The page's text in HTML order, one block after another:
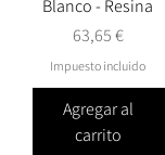
Blanco - Resina
Precio
63,65 €
Impuesto incluido
Agregar al
carrito